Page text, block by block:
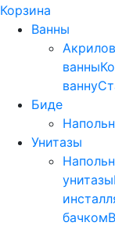
Корзина
Ванны
ванны
ванну
Биде
Унитазы
унитазы
бачком